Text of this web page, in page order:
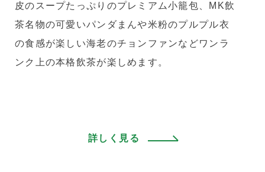
皮のスープたっぷりのプレミアム小籠包、MK飲
茶名物の可愛いパンダまんや米粉のプルプル衣
の食感が楽しい海老のチョンファンなどワンラ
ンク上の本格飲茶が楽しめます。
詳しく見る